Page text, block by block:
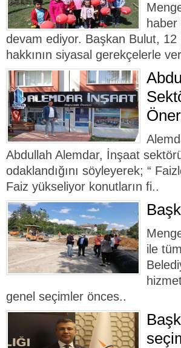
devam ediyor. Başkan Bulut,
hakkının siyasal gerekçelerle
Abdullah Alemdar, İnşaat
odaklandığını söyleyerek; “
Faiz yükseliyor konutların fi..
ile
genel seçimler önces..